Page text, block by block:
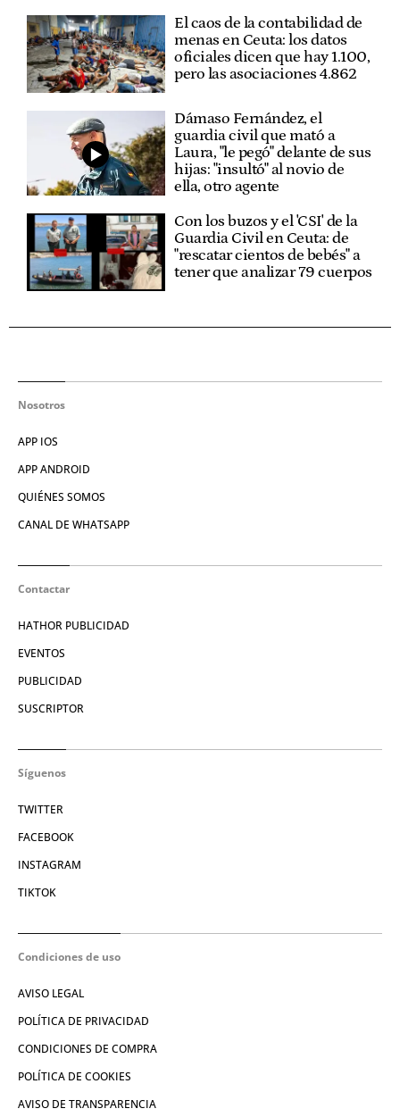
El caos de la contabilidad de
menas en Ceuta: los datos
oficiales dicen que hay 1.100,
pero las asociaciones 4.862
Dámaso Fernández, el
guardia civil que mató a
Laura, "le pegó" delante de sus
hijas: "insultó" al novio de
ella, otro agente
Con los buzos y el 'CSI' de la
Guardia Civil en Ceuta: de
"rescatar cientos de bebés" a
tener que analizar 79 cuerpos
Nosotros
APP IOS
APP ANDROID
QUIÉNES SOMOS
CANAL DE WHATSAPP
Contactar
HATHOR PUBLICIDAD
EVENTOS
PUBLICIDAD
SUSCRIPTOR
Síguenos
TWITTER
FACEBOOK
INSTAGRAM
TIKTOK
Condiciones de uso
AVISO LEGAL
POLÍTICA DE PRIVACIDAD
CONDICIONES DE COMPRA
POLÍTICA DE COOKIES
AVISO DE TRANSPARENCIA